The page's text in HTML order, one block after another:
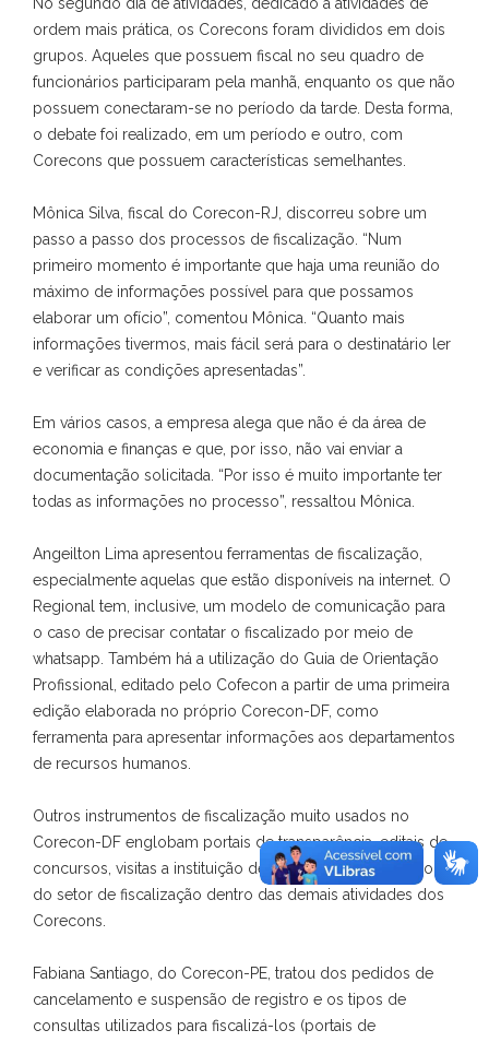
ordem mais prática, os Corecons foram divididos em dois
grupos. Aqueles que possuem fiscal no seu quadro de
funcionários participaram pela manhã, enquanto os que não
possuem conectaram-se no período da tarde. Desta forma,
o debate foi realizado, em um período e outro, com
Corecons que possuem características semelhantes.
Mônica Silva, fiscal do Corecon-RJ, discorreu sobre um
passo a passo dos processos de fiscalização. “Num
primeiro momento é importante que haja uma reunião do
máximo de informações possível para que possamos
elaborar um ofício”, comentou Mônica. “Quanto mais
informações tivermos, mais fácil será para o destinatário ler
e verificar as condições apresentadas”.
Em vários casos, a empresa alega que não é da área de
economia e finanças e que, por isso, não vai enviar a
documentação solicitada. “Por isso é muito importante ter
todas as informações no processo”, ressaltou Mônica.
Angeilton Lima apresentou ferramentas de fiscalização,
especialmente aquelas que estão disponíveis na internet. O
Regional tem, inclusive, um modelo de comunicação para
o caso de precisar contatar o fiscalizado por meio de
whatsapp. Também há a utilização do Guia de Orientação
Profissional, editado pelo Cofecon a partir de uma primeira
edição elaborada no próprio Corecon-DF, como
ferramenta para apresentar informações aos departamentos
de recursos humanos.
Outros instrumentos de fiscalização muito usados no
Corecon-DF englobam portais de transparência, editais de
concursos, visitas a instituição de ensino e a participação
do setor de fiscalização dentro das demais atividades dos
Corecons.
Fabiana Santiago, do Corecon-PE, tratou dos pedidos de
cancelamento e suspensão de registro e os tipos de
consultas utilizados para fiscalizá-los (portais de